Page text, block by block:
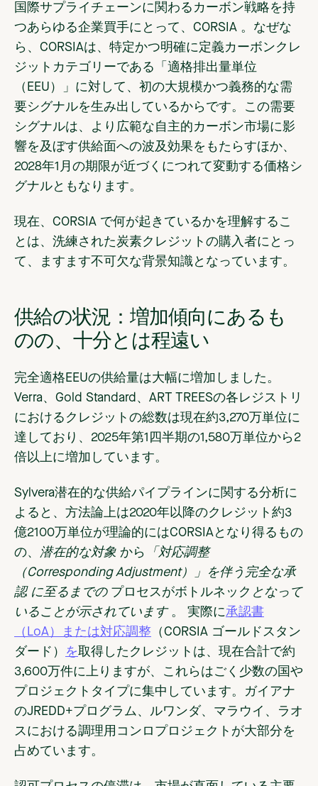
国際サプライチェーンに関わるカーボン戦略を持
つあらゆる企業買手にとって、CORSIA 。なぜな
ら、CORSIAは、特定かつ明確に定義カーボンクレ
ジットカテゴリーである「適格排出量単位
（EEU）」に対して、初の大規模かつ義務的な需
要シグナルを生み出しているからです。この需要
シグナルは、より広範な自主的カーボン市場に影
響を及ぼす供給面への波及効果をもたらすほか、
2028年1月の期限が近づくにつれて変動する価格シ
グナルともなります。
現在、CORSIA で何が起きているかを理解するこ
とは、洗練された炭素クレジットの購入者にとっ
て、ますます不可欠な背景知識となっています。
供給の状況：増加傾向にあるも
のの、十分とは程遠い
完全適格EEUの供給量は大幅に増加しました。
Verra、Gold Standard、ART TREESの各レジストリ
におけるクレジットの総数は現在約3,270万単位に
達しており、2025年第1四半期の1,580万単位から2
倍以上に増加しています。
Sylvera潜在的な供給パイプラインに関する分析に
よると、方法論上は2020年以降のクレジット約3
億2100万単位が理論的にはCORSIAとなり得るもの
の、 潜在的な対象 から
「対応調整
（Corresponding Adjustment）」を伴う完全な承
認 に至るまでの プロセスがボトルネック となって
いることが示されています 。 実際に承認書
（LoA）または対応調整 （CORSIA ゴールドスタン
ダード）
を取得したクレジットは、現在合計で約
3,600万件に上りますが、これらはごく少数の国や
プロジェクトタイプに集中しています。ガイアナ
のJREDD+プログラム、ルワンダ、マラウイ、ラオ
スにおける調理用コンロプロジェクトが大部分を
占めています。